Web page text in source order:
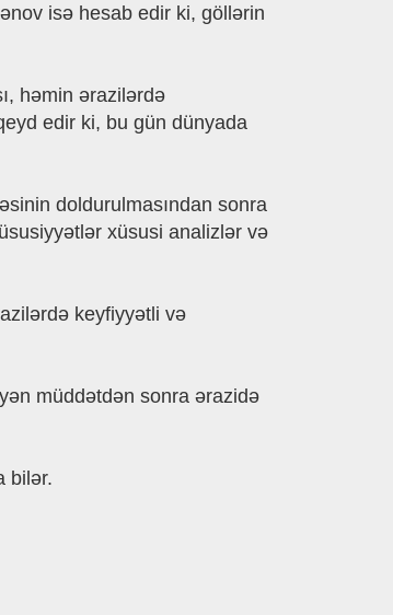
isə hesab edir ki, göllərin
həmin ərazilərdə
edir ki, bu gün dünyada
doldurulmasından sonra
xüsusi analizlər və
keyfiyyətli və
müddətdən sonra ərazidə
bilər.